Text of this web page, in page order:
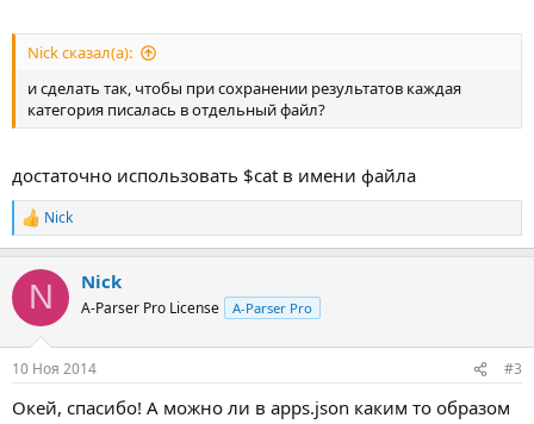
Nick сказал(а):
и сделать так, чтобы при сохранении результатов каждая
категория писалась в отдельный файл?
достаточно использовать $cat в имени файла
Р
е
к
и
Nick
N Nick
A-Parser Pro License A-Parser Pro
10 Ноя 2014 #3
Окей, спасибо! А можно ли в apps.json каким то образом